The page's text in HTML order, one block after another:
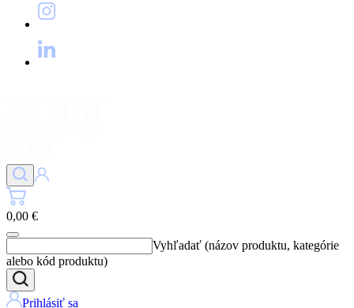
0,00 €
Vyhľadať (názov produktu, kategórie
alebo kód produktu)
Prihlásiť sa